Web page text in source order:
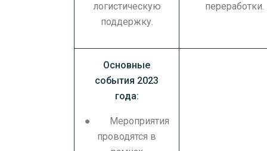
логистическую
поддержку.
переработки.
Основные
события 2023
года:
● Мероприятия
проводятся в